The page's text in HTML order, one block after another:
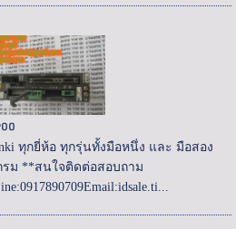
ทุกยี่ห้อ ทุกรุ่นทั้งมือหนึ่ง และ มือสอง
ม **สนใจติดต่อสอบถาม